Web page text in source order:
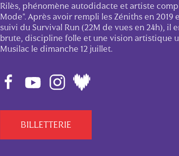
Rilès, phénomène autodidacte et artiste
Mode". Après avoir rempli les Zéniths en
suivi du Survival Run (22M de vues en 24h),
brute, discipline folle et une vision artistique
Musilac le dimanche 12 juillet.
BILLETTERIE